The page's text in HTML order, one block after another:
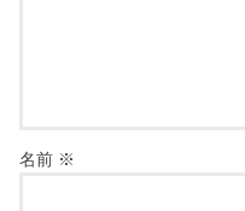
名前 ※